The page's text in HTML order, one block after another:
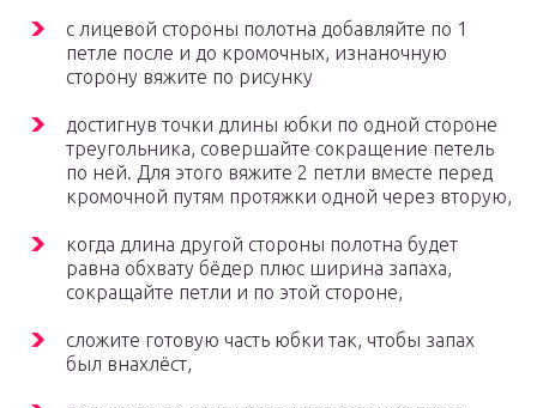
с лицевой стороны полотна добавляйте по 1
петле после и до кромочных, изнаночную
сторону вяжите по рисунку
достигнув точки длины юбки по одной стороне
треугольника, совершайте сокращение петель
по ней. Для этого вяжите 2 петли вместе перед
кромочной путям протяжки одной через вторую,
когда длина другой стороны полотна будет
равна обхвату бёдер плюс ширина запаха,
сокращайте петли и по этой стороне,
сложите готовую часть юбки так, чтобы запах
был внахлёст,